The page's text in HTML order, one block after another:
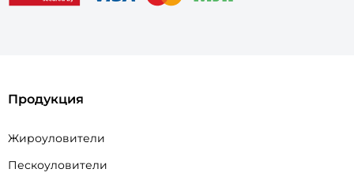
Продукция
Жироуловители
Пескоуловители